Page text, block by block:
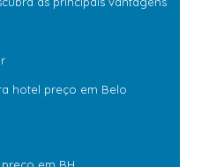
hotel preço em Belo